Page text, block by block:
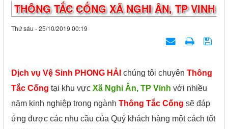
THÔNG TẮC CỐNG XÃ NGHI ÂN, TP VINH
Thứ sáu - 25/10/2019 00:19
Dịch vụ Vệ Sinh PHONG HẢI chúng tôi chuyên Thông
Tắc Cống tại khu vực Xã Nghi Ân, TP Vinh với nhiều
năm kinh nghiệp trong ngành Thông Tắc Cống sẽ đáp
ứng được các nhu cầu của Quý khách hàng một cách tốt